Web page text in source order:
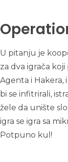
U pitanju je
za dva igrača
Agenta i Hakera,
bi se infitrirali,
žele da unište
igra se igra sa
Potpuno kul!